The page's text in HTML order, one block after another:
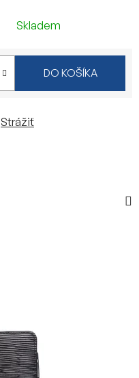
Skladem
DO KOŠÍKA
Strážiť